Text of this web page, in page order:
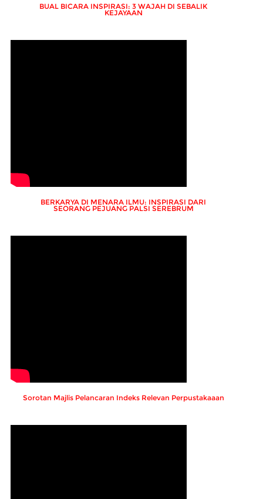
BUAL BICARA INSPIRASI: 3 WAJAH DI SEBALIK
KEJAYAAN
BERKARYA DI MENARA ILMU: INSPIRASI DARI
SEORANG PEJUANG PALSI SEREBRUM
Sorotan Majlis Pelancaran Indeks Relevan Perpustakaaan